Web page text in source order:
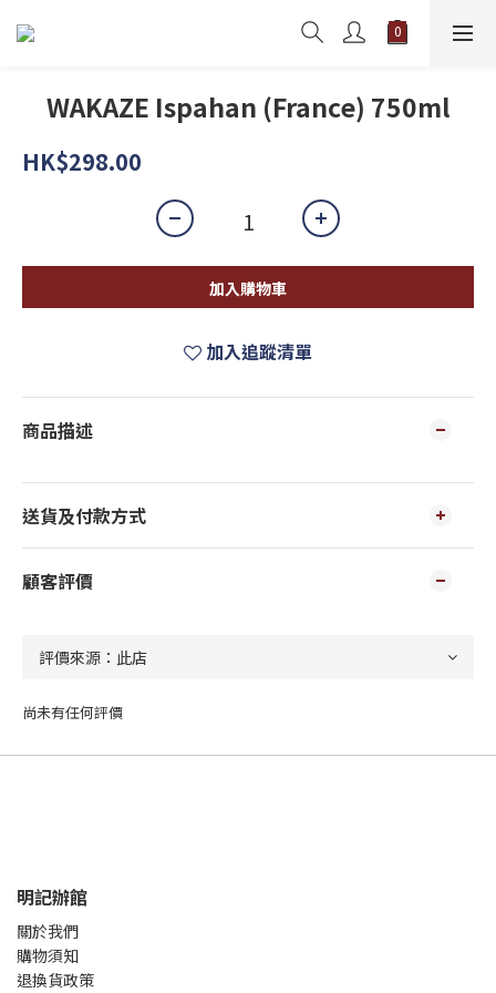
WAKAZE Ispahan (France) 750ml
HK$298.00
加入購物車
加入追蹤清單
商品描述
送貨及付款方式
顧客評價
尚未有任何評價
明記辦館
關於我們
購物須知
退換貨政策